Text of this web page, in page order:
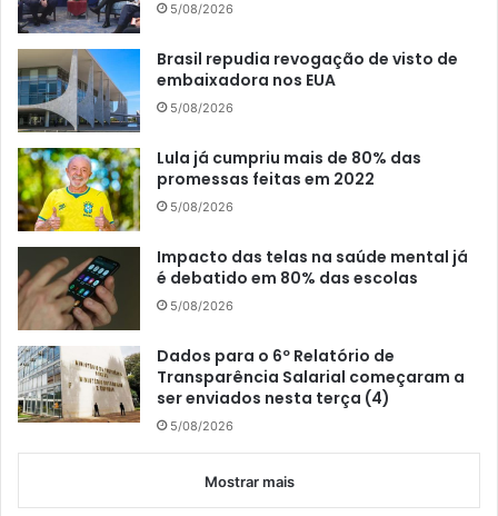
5/08/2026
Brasil repudia revogação de visto de
embaixadora nos EUA
5/08/2026
Lula já cumpriu mais de 80% das
promessas feitas em 2022
5/08/2026
Impacto das telas na saúde mental já
é debatido em 80% das escolas
5/08/2026
Dados para o 6º Relatório de
Transparência Salarial começaram a
ser enviados nesta terça (4)
5/08/2026
Mostrar mais